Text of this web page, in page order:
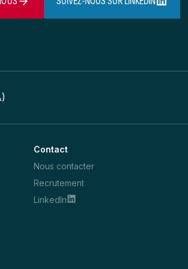
Contact
Nous contacter
Recrutement
LinkedIn